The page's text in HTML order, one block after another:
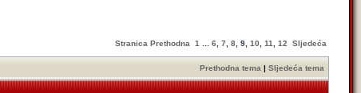
Stranica Prethodna 1 6 7 8 9 10 11 12 Sljedeća
Prethodna tema | Sljedeća tema